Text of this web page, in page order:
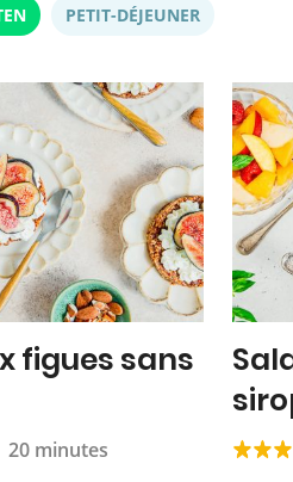
PETIT-DÉJEUNER
figues sans
20 minutes